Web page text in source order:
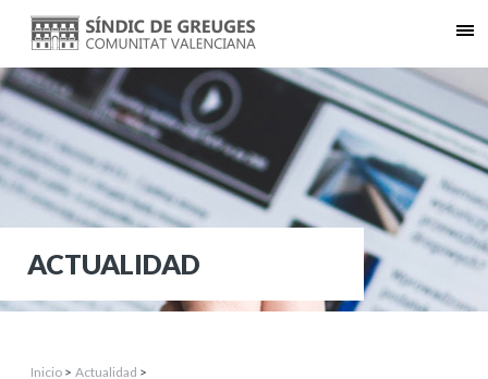
ACTUALIDAD
Inicio > Actualidad >